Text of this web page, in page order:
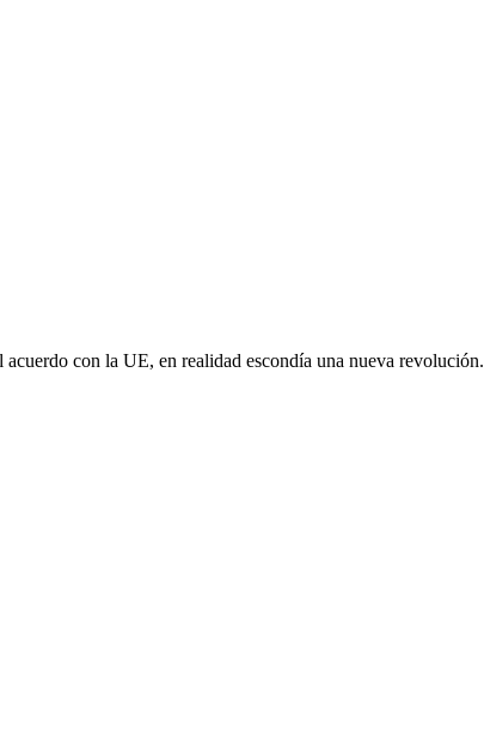
con la UE, en realidad escondía una nueva revolución.